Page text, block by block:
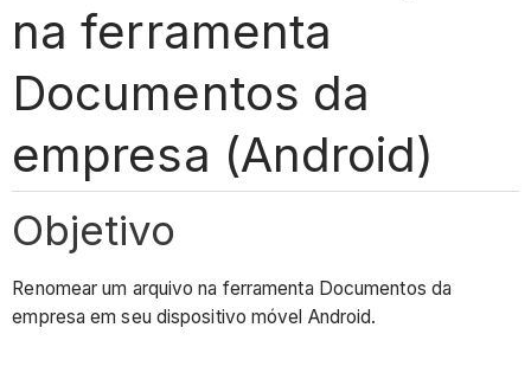
na ferramenta
Documentos da
empresa (Android)
Objetivo
Renomear um arquivo na ferramenta Documentos da
empresa em seu dispositivo móvel Android.